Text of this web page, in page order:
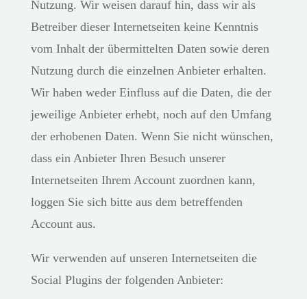
Nutzung. Wir weisen darauf hin, dass wir als
Betreiber dieser Internetseiten keine Kenntnis
vom Inhalt der übermittelten Daten sowie deren
Nutzung durch die einzelnen Anbieter erhalten.
Wir haben weder Einfluss auf die Daten, die der
jeweilige Anbieter erhebt, noch auf den Umfang
der erhobenen Daten. Wenn Sie nicht wünschen,
dass ein Anbieter Ihren Besuch unserer
Internetseiten Ihrem Account zuordnen kann,
loggen Sie sich bitte aus dem betreffenden
Account aus.
Wir verwenden auf unseren Internetseiten die
Social Plugins der folgenden Anbieter: